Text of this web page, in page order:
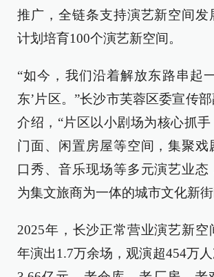
推广，全链条支持演艺新空间发
计划培育100个演艺新空间。
“如今，我们沿着解放东路串起
东’片区。”长沙市芙蓉区委宣传
介绍，“片区以小剧场为核心抓手
门面、闲置房屋等空间，集聚戏
口秀、音乐现场等多元演艺业态
为集文旅商为一体的城市文化新
2025年，长沙正常营业演艺新空
年演出1.7万余场，观演超454万